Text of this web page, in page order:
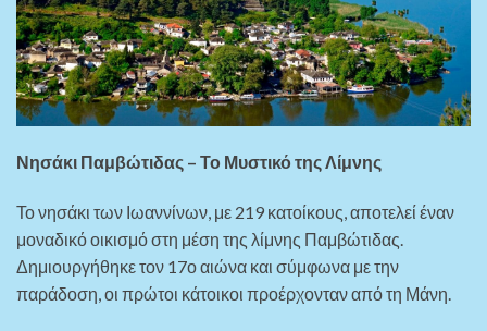
Νησάκι Παμβώτιδας – Το Μυστικό της Λίμνης
Το νησάκι των Ιωαννίνων, με 219 κατοίκους, αποτελεί έναν
μοναδικό οικισμό στη μέση της λίμνης Παμβώτιδας.
Δημιουργήθηκε τον 17ο αιώνα και σύμφωνα με την
παράδοση, οι πρώτοι κάτοικοι προέρχονταν από τη Μάνη.